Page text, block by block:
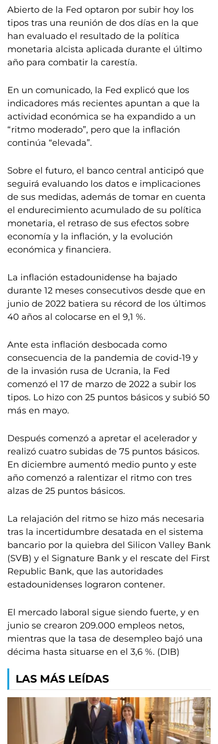
Abierto de la Fed optaron por subir hoy los
tipos tras una reunión de dos días en la que
han evaluado el resultado de la política
monetaria alcista aplicada durante el último
año para combatir la carestía.
En un comunicado, la Fed explicó que los
indicadores más recientes apuntan a que la
actividad económica se ha expandido a un
“ritmo moderado”, pero que la inflación
continúa “elevada”.
Sobre el futuro, el banco central anticipó que
seguirá evaluando los datos e implicaciones
de sus medidas, además de tomar en cuenta
el endurecimiento acumulado de su política
monetaria, el retraso de sus efectos sobre
economía y la inflación, y la evolución
económica y financiera.
La inflación estadounidense ha bajado
durante 12 meses consecutivos desde que en
junio de 2022 batiera su récord de los últimos
40 años al colocarse en el 9,1 %.
Ante esta inflación desbocada como
consecuencia de la pandemia de covid-19 y
de la invasión rusa de Ucrania, la Fed
comenzó el 17 de marzo de 2022 a subir los
tipos. Lo hizo con 25 puntos básicos y subió 50
más en mayo.
Después comenzó a apretar el acelerador y
realizó cuatro subidas de 75 puntos básicos.
En diciembre aumentó medio punto y este
año comenzó a ralentizar el ritmo con tres
alzas de 25 puntos básicos.
La relajación del ritmo se hizo más necesaria
tras la incertidumbre desatada en el sistema
bancario por la quiebra del Silicon Valley Bank
(SVB) y el Signature Bank y el rescate del First
Republic Bank, que las autoridades
estadounidenses lograron contener.
El mercado laboral sigue siendo fuerte, y en
junio se crearon 209.000 empleos netos,
mientras que la tasa de desempleo bajó una
décima hasta situarse en el 3,6 %. (DIB)
LAS MÁS LEÍDAS